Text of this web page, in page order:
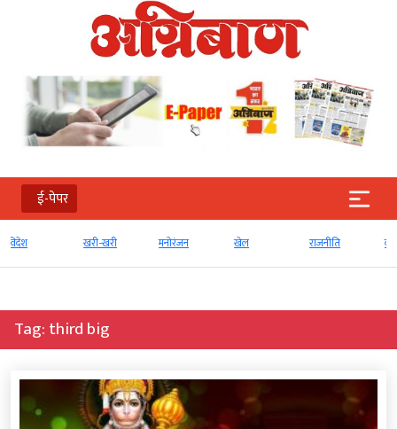
ई-पेपर
खरी-खरी मनोरंजन खेल राजनीति व्‍यापार
Tag:third big